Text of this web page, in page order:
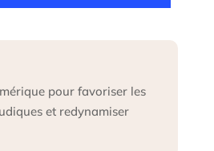
pour favoriser les
et redynamiser